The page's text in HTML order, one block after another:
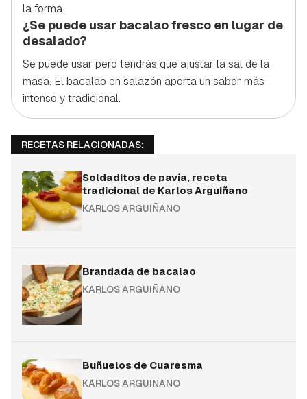
la forma.
¿Se puede usar bacalao fresco en lugar de
desalado?
Se puede usar pero tendrás que ajustar la sal de la
masa. El bacalao en salazón aporta un sabor más
intenso y tradicional.
RECETAS RELACIONADAS:
Soldaditos de pavía, receta
tradicional de Karlos Arguiñano
KARLOS ARGUIÑANO
Brandada de bacalao
KARLOS ARGUIÑANO
Buñuelos de Cuaresma
KARLOS ARGUIÑANO